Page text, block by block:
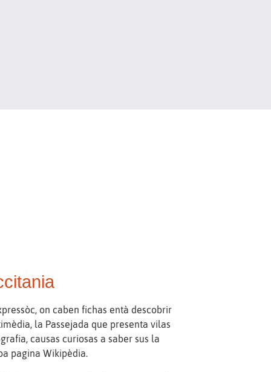
on caben fichas entà descobrir
la Passejada que presenta vilas
causas curiosas a saber sus la
pagina Wikipèdia.